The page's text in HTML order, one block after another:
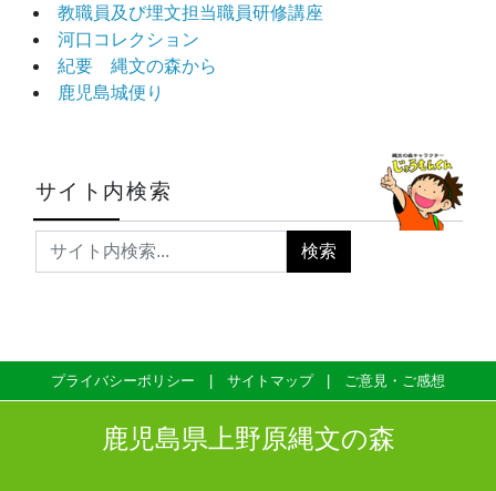
教職員及び埋文担当職員研修講座
河口コレクション
紀要 縄文の森から
鹿児島城便り
サイト内検索
プライバシーポリシー サイトマップ ご意見・ご感想
鹿児島県上野原縄文の森